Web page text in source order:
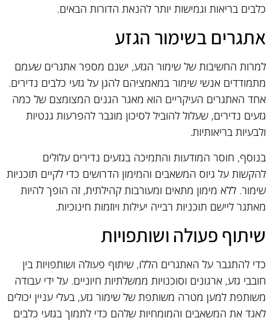
כלבים בריאות וגמישות יותר להנאת הדורות הבאים.
אתגרים בשימור הגזע
למרות החשיבות של שימור הגזע, ישנם מספר אתגרים שעמם
מתמודדים אנשי שימור במאמציהם להגן על גזעי כלבים נדירים.
אחד האתגרים העיקריים הוא מאגר הגנים המצומצם של כמה
גזעים נדירים, שעלול להוביל לסיכון מוגבר להפרעות גנטיות
ולבעיות בריאותיות.
בנוסף, חוסר המודעות והתמיכה בגזעים נדירים עלולים
להקשות על גיוס המשאבים והמימון הדרושים כדי לקיים תוכניות
שימור. ללא מימון מתאים ומעורבות קהילתית, זה הופך להיות
מאתגר ליישם תוכניות רבייה יעילות ויוזמות חינוכיות.
שיתוף פעולה ושותפויות
כדי להתגבר על האתגרים הללו, שיתוף פעולה ושותפויות בין
חובבי גזע, ארגונים וסוכנויות ממשלתיות חיוניים. על ידי עבודה
משותפת למען מטרה משותפת של שימור גזע, בעלי עניין יכולים
לאגד את המשאבים והמומחיות שלהם כדי לתמוך בגזעי כלבים